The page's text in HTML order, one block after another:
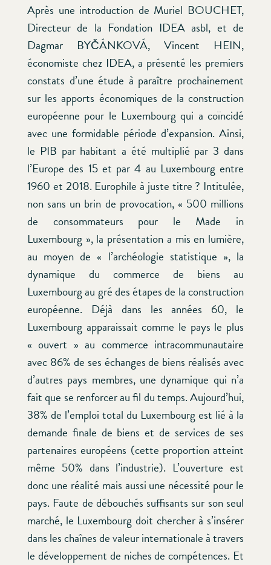
Après une introduction de Muriel BOUCHET,
Directeur de la Fondation IDEA asbl, et de
Dagmar BYČÁNKOVÁ, Vincent HEIN,
économiste chez IDEA, a présenté les premiers
constats d’une étude à paraître prochainement
sur les apports économiques de la construction
européenne pour le Luxembourg qui a coïncidé
avec une formidable période d’expansion. Ainsi,
le PIB par habitant a été multiplié par 3 dans
l’Europe des 15 et par 4 au Luxembourg entre
1960 et 2018. Europhile à juste titre ? Intitulée,
non sans un brin de provocation, « 500 millions
de consommateurs pour le Made in
Luxembourg », la présentation a mis en lumière,
au moyen de « l’archéologie statistique », la
dynamique du commerce de biens au
Luxembourg au gré des étapes de la construction
européenne. Déjà dans les années 60, le
Luxembourg apparaissait comme le pays le plus
« ouvert » au commerce intracommunautaire
avec 86% de ses échanges de biens réalisés avec
d’autres pays membres, une dynamique qui n’a
fait que se renforcer au fil du temps. Aujourd’hui,
38% de l’emploi total du Luxembourg est lié à la
demande finale de biens et de services de ses
partenaires européens (cette proportion atteint
même 50% dans l’industrie). L’ouverture est
donc une réalité mais aussi une nécessité pour le
pays. Faute de débouchés suffisants sur son seul
marché, le Luxembourg doit chercher à s’insérer
dans les chaînes de valeur internationale à travers
le développement de niches de compétences. Et